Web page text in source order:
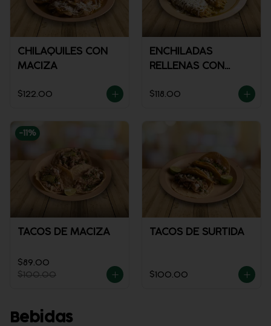
CHILAQUILES CON
MACIZA
$122.00
ENCHILADAS
RELLENAS CON
$118.00
-11 %
TACOS DE MACIZA
$89.00
$100.00
TACOS DE SURTIDA
$100.00
Bebidas